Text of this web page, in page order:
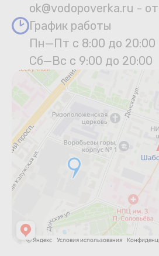
ok@vodopoverka.ru -
График работы
Пн—Пт с 8:00 до 20:00
Сб—Вс с 9:00 до 20:00